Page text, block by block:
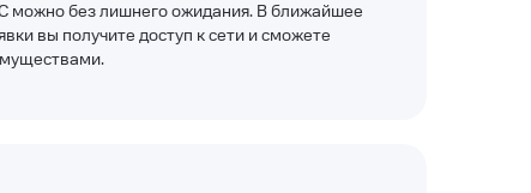
можно без лишнего ожидания. В ближайшее
вы получите доступ к сети и сможете